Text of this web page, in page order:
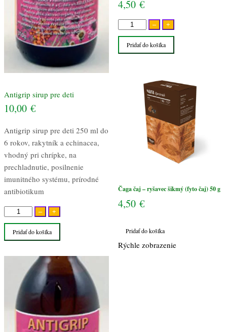
Antigrip sirup pre deti
10,00 €
Antigrip sirup pre deti 250 ml do
6 rokov, rakytník a echinacea,
vhodný pri chrípke, na
prechladnutie, posilnenie
imunitného systému, prírodné
antibiotikum
–
množstvo
Antigrip
sirup
deti
+
Pridať do košíka
4,50 €
–
množstvo
Čaga
+
Pridať do košíka
Čaga čaj – ryšavec šikmý (fyto čaj) 50 g
4,50 €
Pridať do košíka
Rýchle zobrazenie